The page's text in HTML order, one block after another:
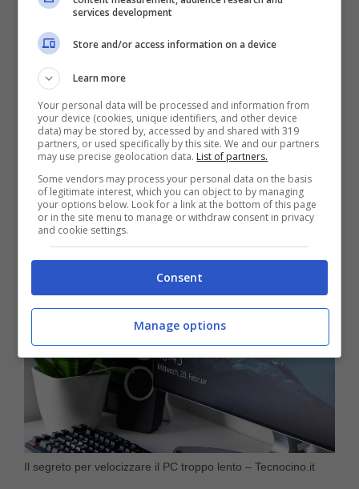
aprite l’app Gestione Attività con i tasti
CTRL+Shift+Esc e poi andate sulla scheda
Avvio/App di avvio. Individuate i programmi
da disattivare, cliccateci col tasto destro e
scegliete la voce Disabilita. Molto utile anche
eliminare direttamente i programmi
inutilizzati, premendo sul pulsante Start, App
e funzionalità/App installate e cliccando sui
nomi dei programmi da disinstallare subito.
Il segreto per velocizzare il PC troppo lento – Tecnocino.it
services development
Store and/or access information on a device
Learn more
Your personal data will be processed and information from
your device (cookies, unique identifiers, and other device
data) may be stored by, accessed by and shared with 319
partners, or used specifically by this site. We and our partners
may use precise geolocation data. List of partners.
Some vendors may process your personal data on the basis
of legitimate interest, which you can object to by managing
your options below. Look for a link at the bottom of this page
or in the site menu to manage or withdraw consent in privacy
and cookie settings.
Consent
Manage options